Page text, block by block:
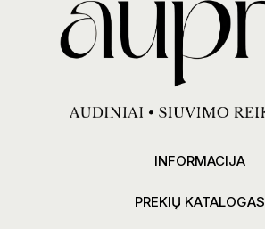
INFORMACIJA
PREKIŲ KATALOGAS